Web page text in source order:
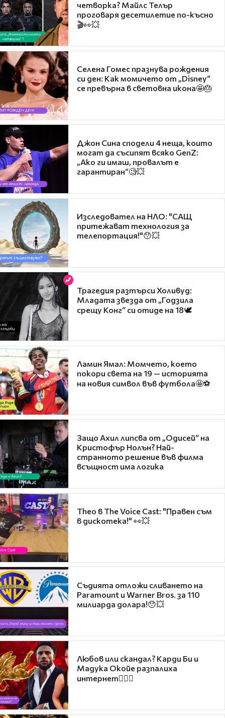
четворка? Майлс Телър
проговаря десетилетие по-късно
🎬👀💥
Селена Гомес празнува рождения
си ден: Как момичето от „Disney“
се превърна в световна икона🤩🎂
Джон Сина сподели 4 неща, които
могат да съсипят всяко GenZ:
„Ако ги имаш, провалът е
гарантиран“🧐💥
Изследовател на НЛО: "САЩ
притежават технология за
телепортация!"😯💥
Трагедия разтърси Холивуд:
Младата звезда от „Годзила
срещу Конг“ си отиде на 18🕊️
Ламин Ямал: Момчето, което
покори света на 19 — историята
на новия символ във футбола🤩⚽
Защо Ахил липсва от „Одисей“ на
Кристофър Нолън? Най-
странното решение във филма
всъщност има логика
Theo в The Voice Cast: "Правен съм
в дискотека!" 👀💥
Съдията отложи сливането на
Paramount и Warner Bros. за 110
милиарда долара!😯💥
Любов или скандал? Карди Би и
Мадука Окойе разпалиха
интернет❤️‍🔥🔥